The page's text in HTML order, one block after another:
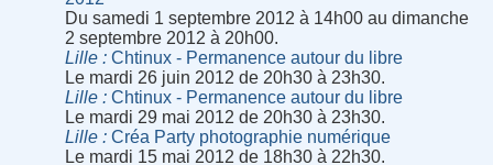
Du samedi 1 septembre 2012 à 14h00 au dimanche
2 septembre 2012 à 20h00.
Lille
Chtinux - Permanence autour du libre
Le mardi 26 juin 2012 de 20h30 à 23h30.
Lille
Chtinux - Permanence autour du libre
Le mardi 29 mai 2012 de 20h30 à 23h30.
Lille
Créa Party photographie numérique
Le mardi 15 mai 2012 de 18h30 à 22h30.